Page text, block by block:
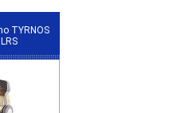
TYRNOS